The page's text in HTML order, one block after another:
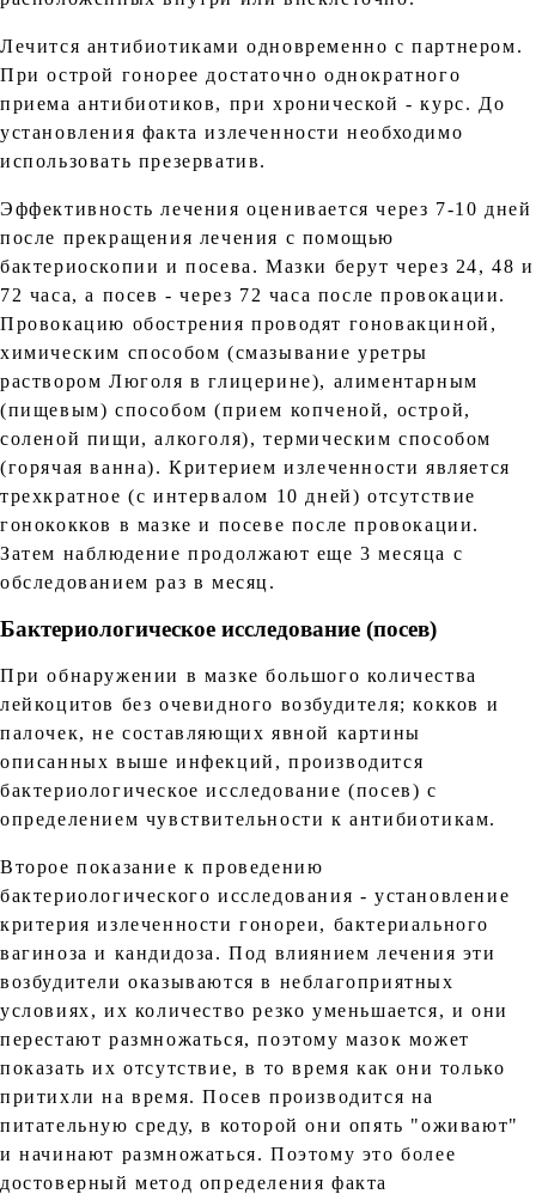
Лечится антибиотиками одновременно с партнером.
При острой гонорее достаточно однократного
приема антибиотиков, при хронической - курс. До
установления факта излеченности необходимо
использовать презерватив.
Эффективность лечения оценивается через 7-10 дней
после прекращения лечения с помощью
бактериоскопии и посева. Мазки берут через 24, 48 и
72 часа, а посев - через 72 часа после провокации.
Провокацию обострения проводят гоновакциной,
химическим способом (смазывание уретры
раствором Люголя в глицерине), алиментарным
(пищевым) способом (прием копченой, острой,
соленой пищи, алкоголя), термическим способом
(горячая ванна). Критерием излеченности является
трехкратное (с интервалом 10 дней) отсутствие
гонококков в мазке и посеве после провокации.
Затем наблюдение продолжают еще 3 месяца с
обследованием раз в месяц.
Бактериологическое исследование (посев)
При обнаружении в мазке большого количества
лейкоцитов без очевидного возбудителя; кокков и
палочек, не составляющих явной картины
описанных выше инфекций, производится
бактериологическое исследование (посев) с
определением чувствительности к антибиотикам.
Второе показание к проведению
бактериологического исследования - установление
критерия излеченности гонореи, бактериального
вагиноза и кандидоза. Под влиянием лечения эти
возбудители оказываются в неблагоприятных
условиях, их количество резко уменьшается, и они
перестают размножаться, поэтому мазок может
показать их отсутствие, в то время как они только
притихли на время. Посев производится на
питательную среду, в которой они опять "оживают"
и начинают размножаться. Поэтому это более
достоверный метод определения факта